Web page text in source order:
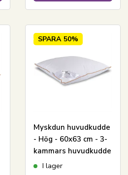
SPARA 50%
Myskdun huvudkudde
- Hög - 60x63 cm - 3-
kammars huvudkudde
- Borg Living
I lager